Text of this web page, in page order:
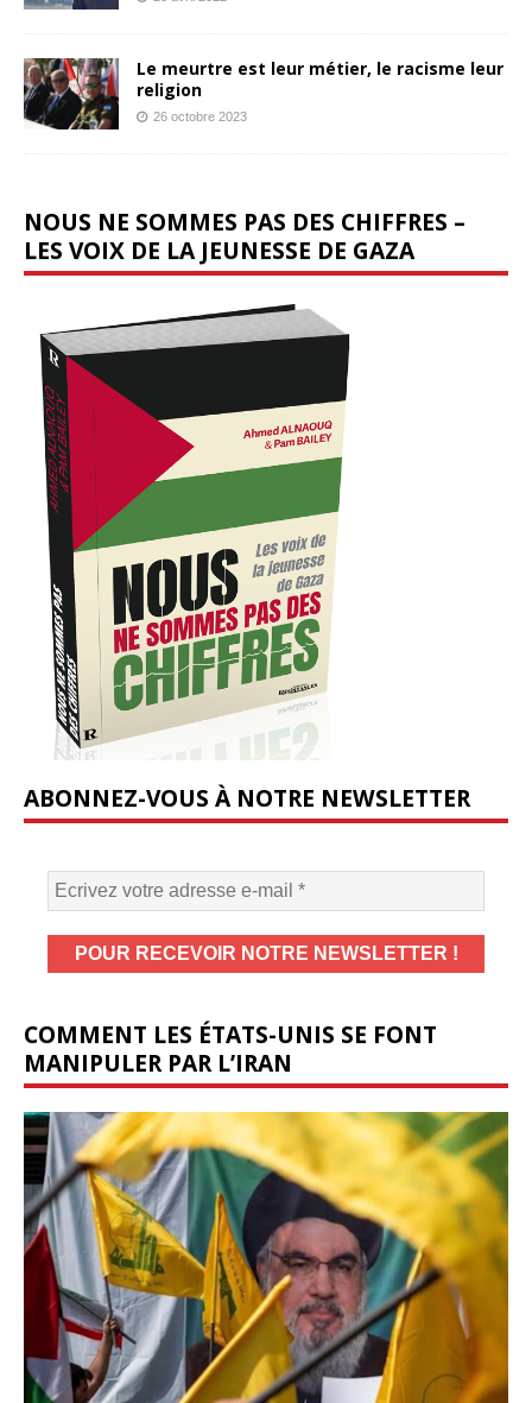
Le meurtre est leur métier, le racisme leur
religion
26 octobre 2023
NOUS NE SOMMES PAS DES CHIFFRES –
LES VOIX DE LA JEUNESSE DE GAZA
ABONNEZ-VOUS À NOTRE NEWSLETTER
COMMENT LES ÉTATS-UNIS SE FONT
MANIPULER PAR L’IRAN